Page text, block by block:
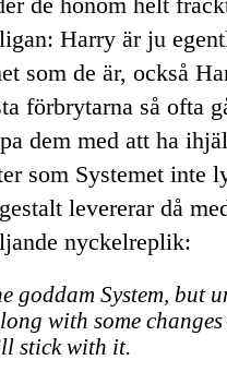
Harry är ju
som de är, också
förbrytarna så ofta
dem med att ha
som Systemet inte
levererar då
nyckelreplik:
goddam System, but
with some
stick with it.